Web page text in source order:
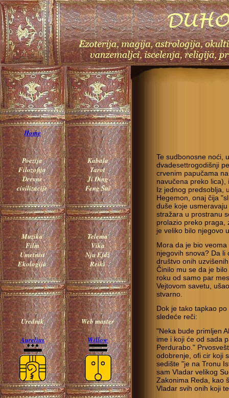
Home
Poezija
Filozofija
Drevne
civilizacije
Muzika
Film
Umetnist
Ekologija
Urednik
Aurelius
Kabala
Tarot
Ji Đing
Feng Šui
Telema
Vika
Nju Ejdž
Reiki
Web master
Willow
Te sudbonosne noći,
dvadesettrogodišnji
crvenim papučama
navučena preko
Iz jednog predsoblja,
Hegemon, onaj čija
duše koje
stražara u prostranu
prolazio preko praga,
je veliko bilo njegovo
Mora da je bio
njegovih snova? Da li
društvo onih
Činilo mu se da je
roku od samo par
Vejtovom savetu,
stvarno.
Dok je tako tapkao
sledeće reči:
"Neka bude primljen
ime i koji će od sada
Perdurabo."
odobrenje, ofi cir koji
sedište "je na Tronu
sam Vladar velikog
Zakonima Reda, kao
Vladar svih onih koji